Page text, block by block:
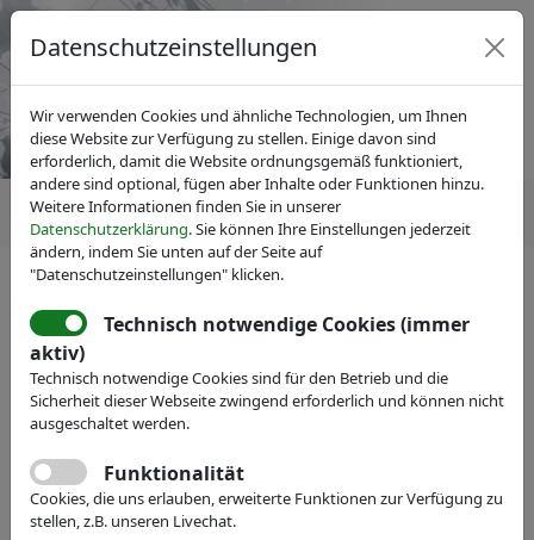
IVAM Fachverband für Mikrotechnik
Pressemitteilungen
MD&M West 2017:
Internationale Hightech-
Unternehmen präsentieren
sich unter dem Dach von IVAM
in Kalifornien
Datenschutzeinstellungen
Wir verwenden Cookies und ähnliche Technologien, um Ihnen
diese Website zur Verfügung zu stellen. Einige davon sind
erforderlich, damit die Website ordnungsgemäß funktioniert,
andere sind optional, fügen aber Inhalte oder Funktionen hinzu.
Weitere Informationen finden Sie in unserer
Datenschutzerklärung. Sie können Ihre Einstellungen jederzeit
ändern, indem Sie unten auf der Seite auf
"Datenschutzeinstellungen" klicken.
Technisch notwendige Cookies (immer
aktiv)
Technisch notwendige Cookies sind für den Betrieb und die
Sicherheit dieser Webseite zwingend erforderlich und können nicht
ausgeschaltet werden.
Funktionalität
Cookies, die uns erlauben, erweiterte Funktionen zur Verfügung zu
stellen, z.B. unseren Livechat.